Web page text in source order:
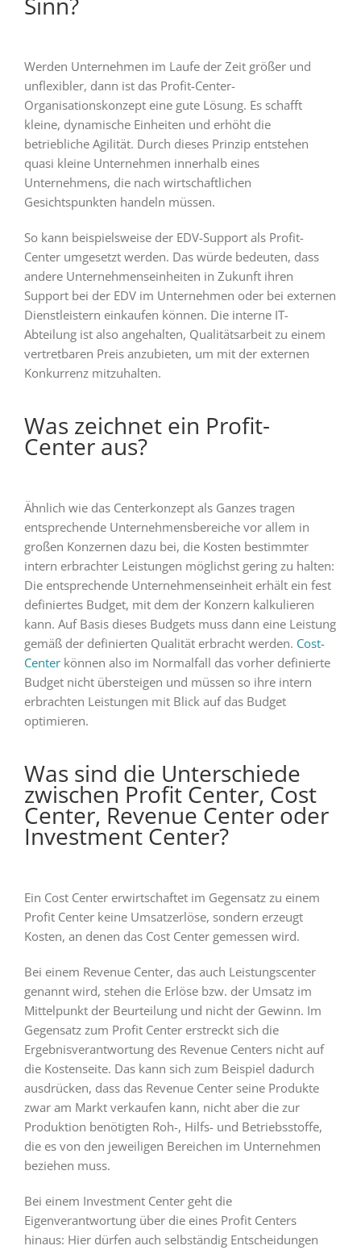
Werden Unternehmen im Laufe der Zeit größer und
unflexibler, dann ist das Profit-Center-
Organisationskonzept eine gute Lösung. Es schafft
kleine, dynamische Einheiten und erhöht die
betriebliche Agilität. Durch dieses Prinzip entstehen
quasi kleine Unternehmen innerhalb eines
Unternehmens, die nach wirtschaftlichen
Gesichtspunkten handeln müssen.
So kann beispielsweise der EDV-Support als Profit-
Center umgesetzt werden. Das würde bedeuten, dass
andere Unternehmenseinheiten in Zukunft ihren
Support bei der EDV im Unternehmen oder bei externen
Dienstleistern einkaufen können. Die interne IT-
Abteilung ist also angehalten, Qualitätsarbeit zu einem
vertretbaren Preis anzubieten, um mit der externen
Konkurrenz mitzuhalten.
Was zeichnet ein Profit-
Center aus?
Ähnlich wie das Centerkonzept als Ganzes tragen
entsprechende Unternehmensbereiche vor allem in
großen Konzernen dazu bei, die Kosten bestimmter
intern erbrachter Leistungen möglichst gering zu halten:
Die entsprechende Unternehmenseinheit erhält ein fest
definiertes Budget, mit dem der Konzern kalkulieren
kann. Auf Basis dieses Budgets muss dann eine Leistung
gemäß der definierten Qualität erbracht werden. Cost-
Centerkönnen also im Normalfall das vorher definierte
Budget nicht übersteigen und müssen so ihre intern
erbrachten Leistungen mit Blick auf das Budget
optimieren.
Was sind die Unterschiede
zwischen Profit Center, Cost
Center, Revenue Center oder
Investment Center?
Ein Cost Center erwirtschaftet im Gegensatz zu einem
Profit Center keine Umsatzerlöse, sondern erzeugt
Kosten, an denen das Cost Center gemessen wird.
Bei einem Revenue Center, das auch Leistungscenter
genannt wird, stehen die Erlöse bzw. der Umsatz im
Mittelpunkt der Beurteilung und nicht der Gewinn. Im
Gegensatz zum Profit Center erstreckt sich die
Ergebnisverantwortung des Revenue Centers nicht auf
die Kostenseite. Das kann sich zum Beispiel dadurch
ausdrücken, dass das Revenue Center seine Produkte
zwar am Markt verkaufen kann, nicht aber die zur
Produktion benötigten Roh-, Hilfs- und Betriebsstoffe,
die es von den jeweiligen Bereichen im Unternehmen
beziehen muss.
Bei einem Investment Center geht die
Eigenverantwortung über die eines Profit Centers
hinaus: Hier dürfen auch selbständig Entscheidungen